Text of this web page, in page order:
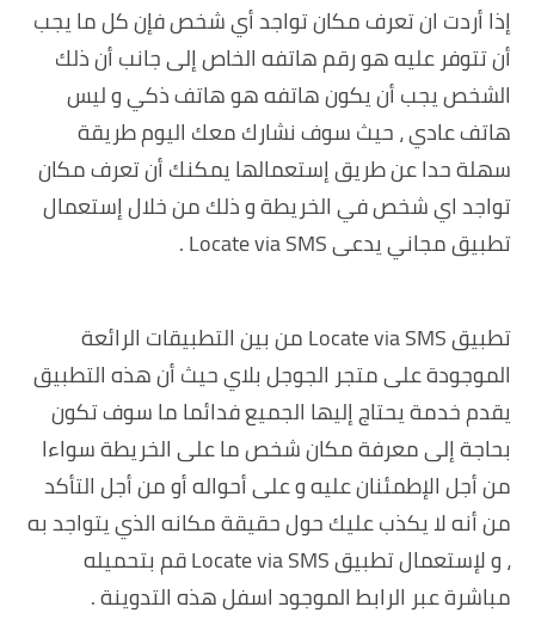
إذا أردت ان تعرف مكان تواجد أي شخص فإن كل ما يجب
أن تتوفر عليه هو رقم هاتفه الخاص إلى جانب أن ذلك
الشخص يجب أن يكون هاتفه هو هاتف ذكي و ليس
هاتف عادي ، حيث سوف نشارك معك اليوم طريقة
سهلة حدا عن طريق إستعمالها يمكنك أن تعرف مكان
تواجد اي شخص في الخريطةو ذلك من خلال إستعمال
تطبيق مجاني يدعى Locate via SMS .
تطبيق Locate via SMS من بين التطبيقات الرائعة
الموجودة على متجر الجوجل بلاي حيث أن هذه التطبيق
يقدم خدمة يحتاج إليها الجميع فدائما ما سوف تكون
بحاجة إلى معرفة مكان شخص ما على الخريطة سواءا
من أجل الإطمئنان عليه و على أحواله أو من أجل التأكد
من أنه لا يكذب عليك حول حقيقة مكانه الذي يتواجد به
، و لإستعمال تطبيق Locate via SMS قم بتحميله
مباشرة عبر الرابط الموجود اسفل هذه التدوينة .